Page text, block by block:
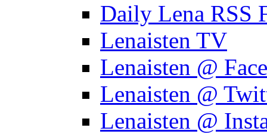
Daily Lena RSS
Lenaisten TV
Lenaisten @
Lenaisten @
Lenaisten @